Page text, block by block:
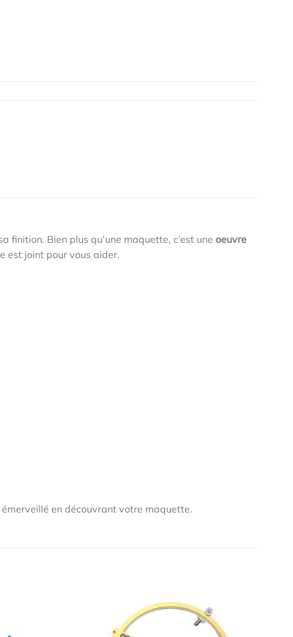
Bien plus qu’une maquette, c’est une oeuvre
est joint pour vous aider.
en découvrant votre maquette.